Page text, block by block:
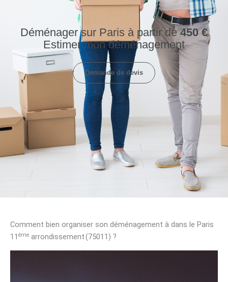
Déménager sur Paris à partir de450 €
Estimer mon déménagement
Demande de devis
Comment bien organiser son déménagement à dans le Paris
11 ème arrondissement (75011) ?